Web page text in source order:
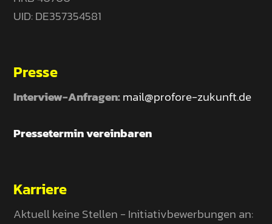
UID: DE357354581
Presse
Interview-Anfragen:mail@profore-zukunft.de
Pressetermin vereinbaren
Karriere
Aktuell keine Stellen - Initiativbewerbungen an: